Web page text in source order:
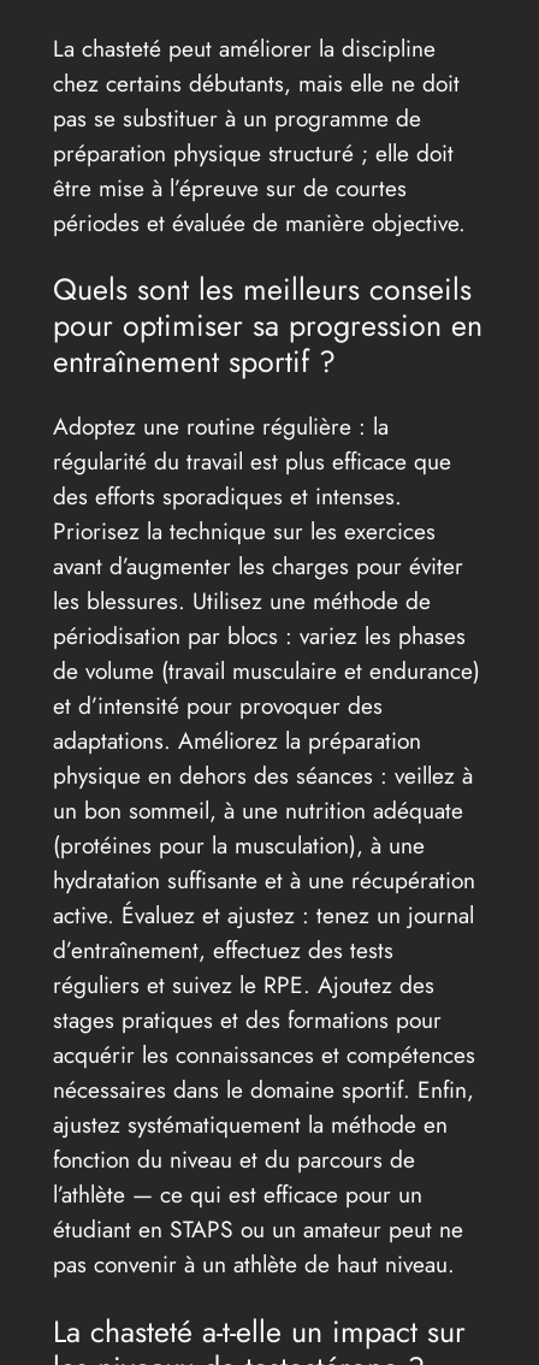
La chasteté peut améliorer la discipline
chez certains débutants, mais elle ne doit
pas se substituer à un programme de
préparation physique structuré ; elle doit
être mise à l’épreuve sur de courtes
périodes et évaluée de manière objective.
Quels sont les meilleurs conseils
pour optimiser sa progression en
entraînement sportif ?
Adoptez une routine régulière : la
régularité du travail est plus efficace que
des efforts sporadiques et intenses.
Priorisez la technique sur les exercices
avant d’augmenter les charges pour éviter
les blessures. Utilisez une méthode de
périodisation par blocs : variez les phases
de volume (travail musculaire et endurance)
et d’intensité pour provoquer des
adaptations. Améliorez la préparation
physique en dehors des séances : veillez à
un bon sommeil, à une nutrition adéquate
(protéines pour la musculation), à une
hydratation suffisante et à une récupération
active. Évaluez et ajustez : tenez un journal
d’entraînement, effectuez des tests
réguliers et suivez le RPE. Ajoutez des
stages pratiques et des formations pour
acquérir les connaissances et compétences
nécessaires dans le domaine sportif. Enfin,
ajustez systématiquement la méthode en
fonction du niveau et du parcours de
l’athlète — ce qui est efficace pour un
étudiant en STAPS ou un amateur peut ne
pas convenir à un athlète de haut niveau.
La chasteté a-t-elle un impact sur